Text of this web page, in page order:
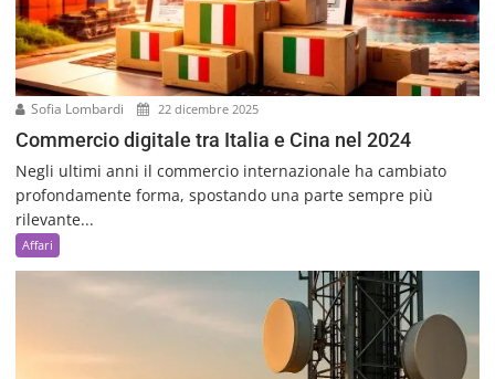
Sofia Lombardi 22 dicembre 2025
Commercio digitale tra Italia e Cina nel 2024
Negli ultimi anni il commercio internazionale ha cambiato
profondamente forma, spostando una parte sempre più
rilevante...
Affari